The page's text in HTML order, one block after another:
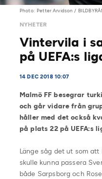
Photo: Petter Arvidson /
NYHETER
Vintervila i
på UEFA:s
14 DEC 2018 10:07
Malmö FF besegrar
och går vidare från
håller med det också
på plats 22 på UEFA:s
Länge såg det ut som att
skulle kunna passera
både Sarpsborg och